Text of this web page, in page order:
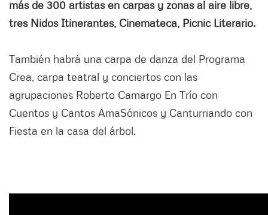
más de 300 artistas en carpas y zonas al aire libre,
tres Nidos Itinerantes, Cinemateca, Picnic Literario.
También habrá una carpa de danza del Programa
Crea, carpa teatral y conciertos con las
agrupaciones Roberto Camargo En Trío con
Cuentos y Cantos AmaSónicos y Canturriando con
Fiesta en la casa del árbol.